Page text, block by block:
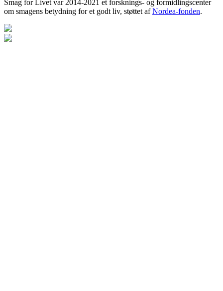
Smag for Livet var 2014-2021 et forsknings- og formidlingscenter
om smagens betydning for et godt liv, støttet afNordea-fonden.